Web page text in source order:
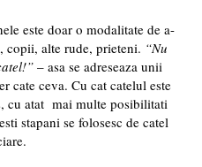
este doar o modalitate de a-
copii, alte rude, prieteni. “Nu
– asa se adreseaza unii
cate ceva. Cu cat catelul este
cu atat mai multe posibilitati
stapani se folosesc de catel